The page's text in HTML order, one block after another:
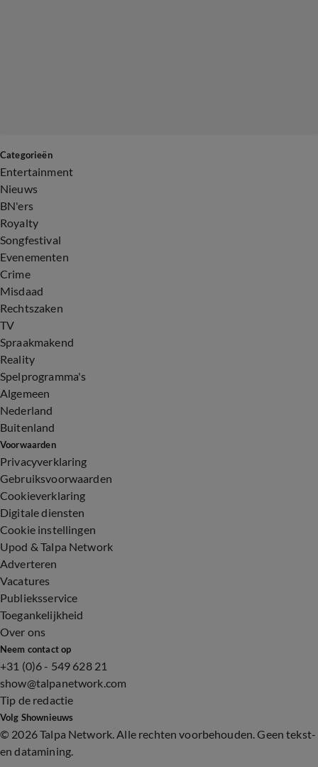
Categorieën
Entertainment
Nieuws
BN'ers
Royalty
Songfestival
Evenementen
Crime
Misdaad
Rechtszaken
TV
Spraakmakend
Reality
Spelprogramma's
Algemeen
Nederland
Buitenland
Voorwaarden
Privacyverklaring
Gebruiksvoorwaarden
Cookieverklaring
Digitale diensten
Cookie instellingen
Upod & Talpa Network
Adverteren
Vacatures
Publieksservice
Toegankelijkheid
Over ons
Neem contact op
+31 (0)6 - 549 628 21
show@talpanetwork.com
Tip de redactie
Volg Shownieuws
© 2026 Talpa Network. Alle rechten voorbehouden. Geen tekst-
en datamining.